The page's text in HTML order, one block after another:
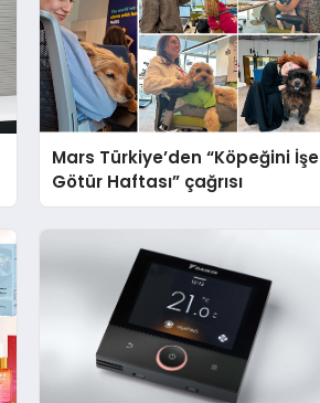
Mars Türkiye’den “Köpeğini İşe
Götür Haftası” çağrısı